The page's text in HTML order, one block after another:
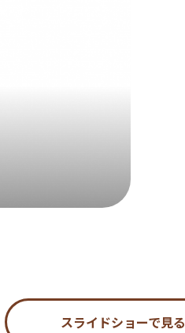
スライドショーで見る